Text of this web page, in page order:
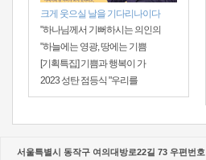
크게 웃으실 날을 기다리나이다
"하나님께서 기뻐하시는 의인의
"하늘에는 영광, 땅에는 기쁨
[기획특집] 기쁨과 행복이 가
2023 성탄 점등식 "우리를
서울특별시 동작구 여의대방로22길 73 우편번